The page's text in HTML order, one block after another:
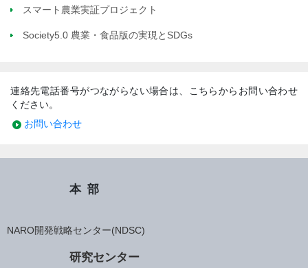
スマート農業実証プロジェクト
Society5.0 農業・食品版の実現とSDGs
連絡先電話番号がつながらない場合は、こちらからお問い合わせ
ください。
お問い合わせ
本部
NARO開発戦略センター(NDSC)
研究センター